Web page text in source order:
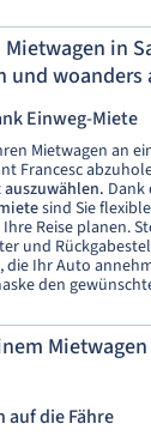
in
und woanders
Einweg-Miete
Mietwagen an
Francesc
Dank
sind Sie
Reise planen.
und
Ihr Auto
den
auf die Fähre